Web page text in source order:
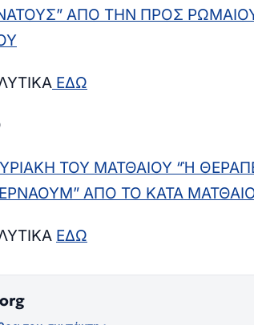
AΠΟ ΤΗΝ ΠΡΟΣ
ΕΔΩ
ΤΟΥ ΜΑΤΘΑΙΟΥ “Ἡ
ΑΠΟ ΤΟ ΚΑΤΑ
ΕΔΩ